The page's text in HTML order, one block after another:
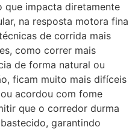
que impacta diretamente
na resposta motora fina
de corrida mais
como correr mais
de forma natural ou
ficam muito mais difíceis
acordou com fome
que o corredor durma
garantindo